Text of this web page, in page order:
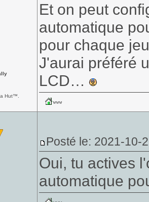
Hut™.
Et on peut
automatique
pour chaque
J'aurai préféré
LCD…
Posté le: 2021-10-
Oui, tu actives
automatique